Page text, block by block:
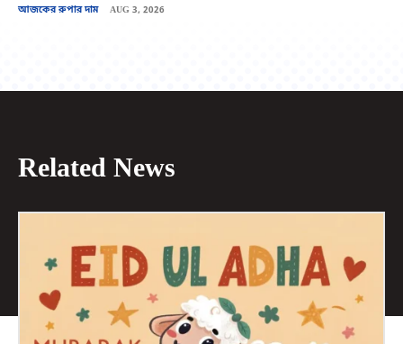
আজকের রুপার দাম AUG 3, 2026
Related News